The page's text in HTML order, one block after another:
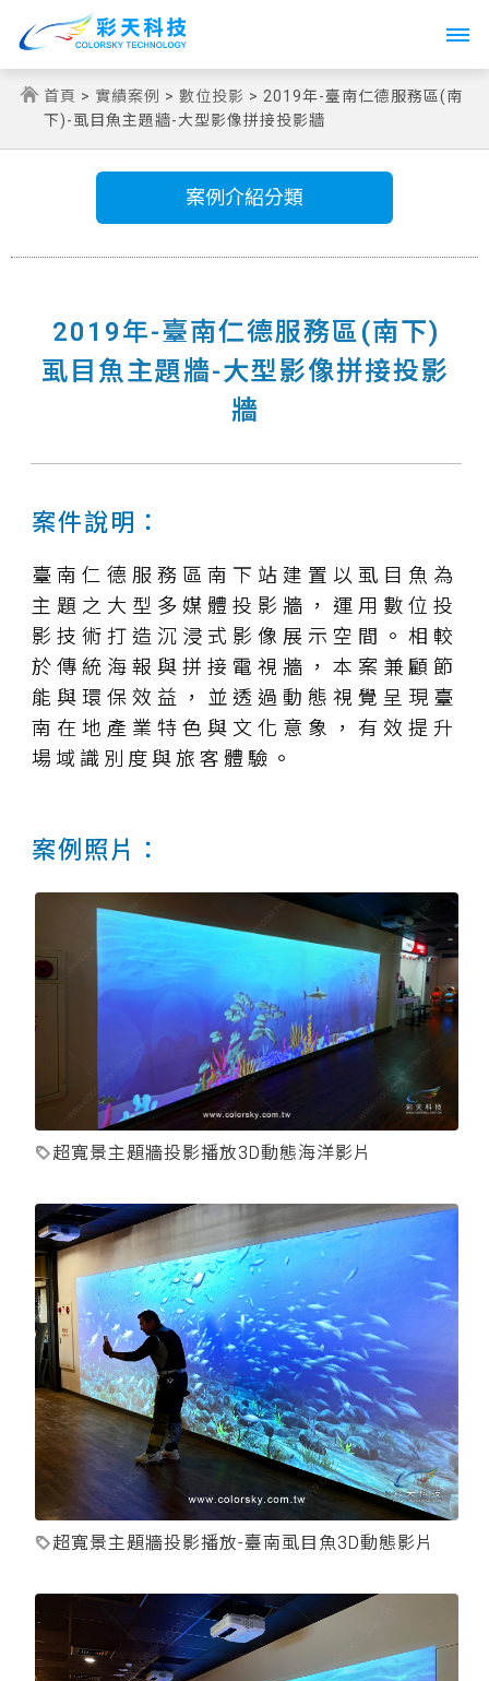
Toggle
首頁 > 實績案例 > 數位投影 > 2019年-臺南仁德服務區(南
下)-虱目魚主題牆-大型影像拼接投影牆
案例介紹分類
2019年-臺南仁德服務區(南下)
虱目魚主題牆-大型影像拼接投影
牆
案件說明：
臺南仁德服務區南下站建置以虱目魚為
主題之大型多媒體投影牆，運用數位投
影技術打造沉浸式影像展示空間。相較
於傳統海報與拼接電視牆，本案兼顧節
能與環保效益，並透過動態視覺呈現臺
南在地產業特色與文化意象，有效提升
場域識別度與旅客體驗。
案例照片：
超寬景主題牆投影播放3D動態海洋影片
超寬景主題牆投影播放-臺南虱目魚3D動態影片